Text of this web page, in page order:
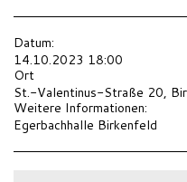
Datum:
14.10.2023 18:00
Ort
St.-Valentinus-Straße 20,
Weitere Informationen:
Egerbachhalle Birkenfeld